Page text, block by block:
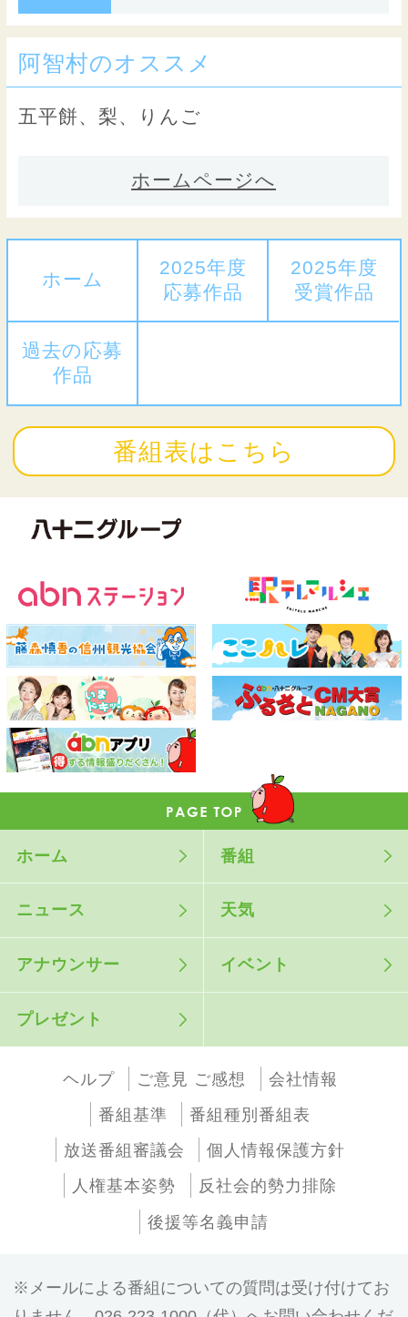
阿智村のオススメ
五平餅、梨、りんご
ホームページへ
ホーム
2025年度
応募作品
2025年度
受賞作品
過去の応募
作品
番組表はこちら
ホーム 番組
ニュース 天気
アナウンサー イベント
プレゼント
ヘルプ ご意見 ご感想
会社情報
番組基準
番組種別番組表
放送番組審議会
個人情報保護方針
人権基本姿勢
反社会的勢力排除
後援等名義申請
メールによる番組についての質問は受け付けてお